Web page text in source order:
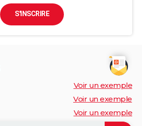
S'INSCRIRE
Voir un exemple
Voir un exemple
Voir un exemple